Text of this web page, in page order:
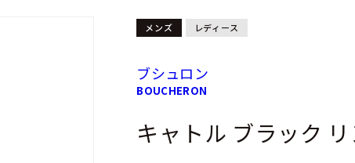
メンズ レディース
ブシュロン
BOUCHERON
キャトル ブラック